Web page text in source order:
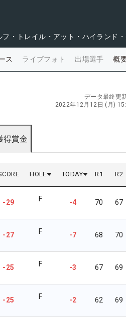
フ・トレイル・アット・ハイランド
ス ライブフォト 出場選手 概
データ最終更
2022年12月12日 (月)
得賞金
HOLE TODAY R 1 R2
-29 F -4 70 67
-27 F -7 68 70
-25 F -3 67 69
-25 F -2 62 69